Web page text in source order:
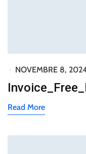
NOVEMBRE 8,
Read More